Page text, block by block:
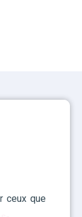
ceux que